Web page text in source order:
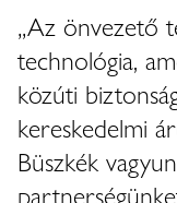
„Az önvezető
technológia,
közúti
kereskedelmi
Büszkék